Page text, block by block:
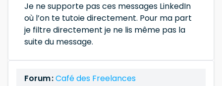
Je ne supporte pas ces messages LinkedIn
où l’on te tutoie directement. Pour ma part
je filtre directement je ne lis même pas la
suite du message.
Forum :Café des Freelances